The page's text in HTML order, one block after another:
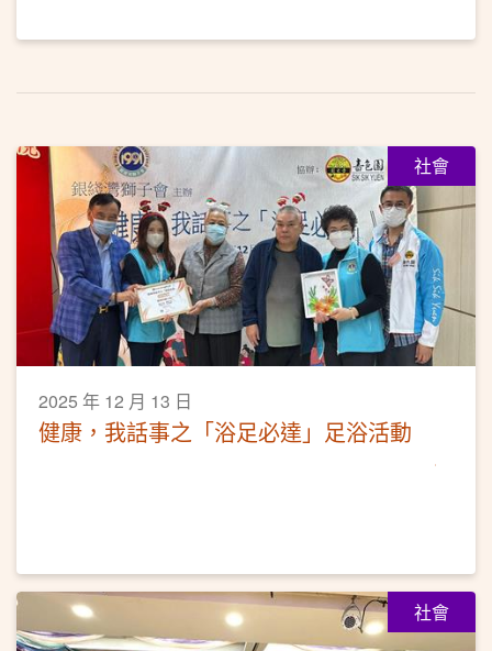
社會
2025 年 12 月 13 日
健康，我話事之「浴足必達」足浴活動
社會